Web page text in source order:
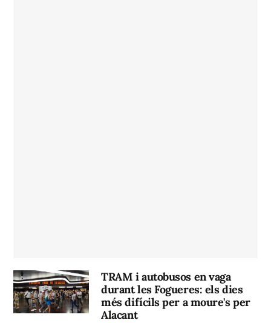
TRAM i autobusos en vaga
durant les Fogueres: els dies
més difícils per a moure's per
Alacant